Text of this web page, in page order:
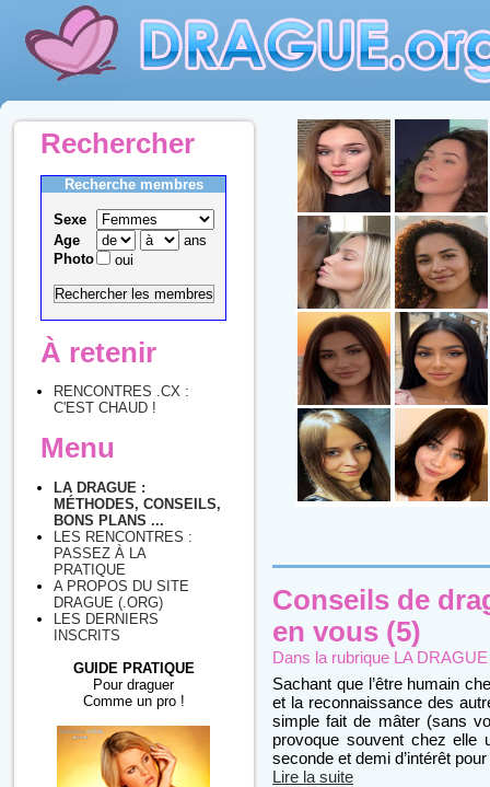
Rechercher
Recherche membres
Sexe
Age
ans
Photo
oui
À retenir
RENCONTRES .CX :
C'EST CHAUD !
Menu
LA DRAGUE :
MÉTHODES, CONSEILS,
BONS PLANS ...
LES RENCONTRES :
PASSEZ À LA
PRATIQUE
A PROPOS DU SITE
DRAGUE (.ORG)
LES DERNIERS
INSCRITS
GUIDE PRATIQUE
Pour draguer
Comme un pro !
Conseils de
en vous (5)
Dans la rubrique LA
Sachant que l’être humain
et la reconnaissance des
simple fait de mâter (sans
provoque souvent chez elle
seconde et demi d’intérêt
Lire la suite